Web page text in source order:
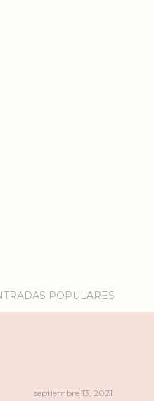
POPULARES
septiembre 13, 2021